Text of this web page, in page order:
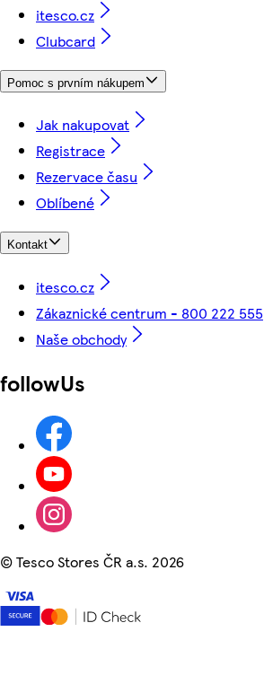
itesco.cz
Clubcard
Pomoc s prvním nákupem
Jak nakupovat
Registrace
Rezervace času
Oblíbené
Kontakt
itesco.cz
Zákaznické centrum - 800 222 555
Naše obchody
followUs
©Tesco Stores ČR a.s. 2026